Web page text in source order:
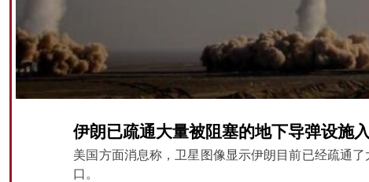
伊朗已疏通大量被阻塞的地下导弹设施
美国方面消息称，卫星图像显示伊朗目前已经疏通
口。